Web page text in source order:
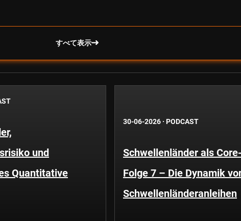
すべて表示
und
Quantitative
30-06-2026 · PODCAST
Schwellenländer als
Folge 7 – Die Dynamik
Schwellenländeranleihen